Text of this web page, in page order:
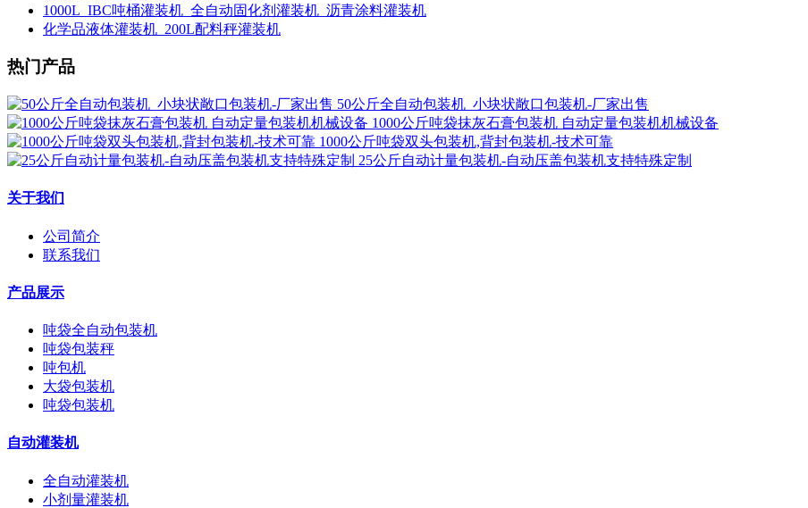
1000L_IBC吨桶灌装机_全自动固化剂灌装机_沥青涂料灌装机
化学品液体灌装机_200L配料秤灌装机
热门产品
50公斤全自动包装机_小块状敞口包装机-厂家出售
1000公斤吨袋抹灰石膏包装机 自动定量包装机机械设备
1000公斤吨袋双头包装机,背封包装机-技术可靠
25公斤自动计量包装机-自动压盖包装机支持特殊定制
关于我们
公司简介
联系我们
产品展示
吨袋全自动包装机
吨袋包装秤
吨包机
大袋包装机
吨袋包装机
自动灌装机
全自动灌装机
小剂量灌装机